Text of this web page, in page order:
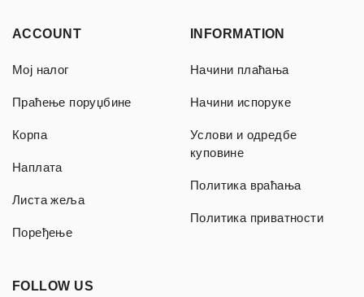
ACCOUNT
Мој налог
Праћење поруџбине
Корпа
Наплата
Листа жеља
Поређење
INFORMATION
Начини плаћања
Начини испоруке
Услови и одредбе
куповине
Политика враћања
Политика приватности
FOLLOW US